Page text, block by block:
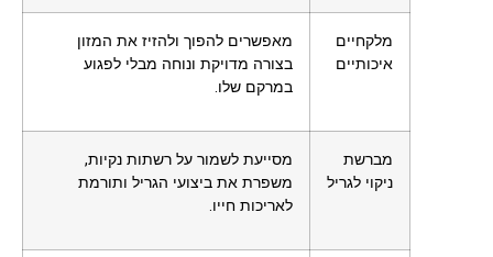
מלקחיים
איכותיים
מאפשרים להפוך ולהזיז את המזון
בצורה מדויקת ונוחה מבלי לפגוע
במרקם שלו.
מברשת
ניקוי לגריל
מסייעת לשמור על רשתות נקיות,
משפרת את ביצועי הגריל ותורמת
לאריכות חייו.